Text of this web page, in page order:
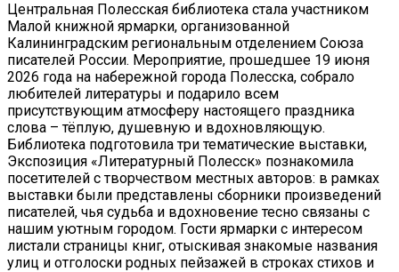
Центральная Полесская библиотека стала участником
Малой книжной ярмарки, организованной
Калининградским региональным отделением Союза
писателей России. Мероприятие, прошедшее 19 июня
2026 года на набережной города Полесска, собрало
любителей литературы и подарило всем
присутствующим атмосферу настоящего праздника
слова – тёплую, душевную и вдохновляющую.
Библиотека подготовила три тематические выставки,
Экспозиция «Литературный Полесск» познакомила
посетителей с творчеством местных авторов: в рамках
выставки были представлены сборники произведений
писателей, чья судьба и вдохновение тесно связаны с
нашим уютным городом. Гости ярмарки с интересом
листали страницы книг, отыскивая знакомые названия
улиц и отголоски родных пейзажей в строках стихов и